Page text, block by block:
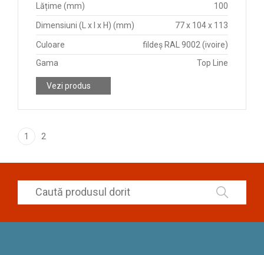
Lățime (mm) 100
Dimensiuni (L x l x H) (mm) 77 x 104 x 113
Culoare
fildeș RAL 9002 (ivoire)
Gama
Top Line
Vezi produs
1 2